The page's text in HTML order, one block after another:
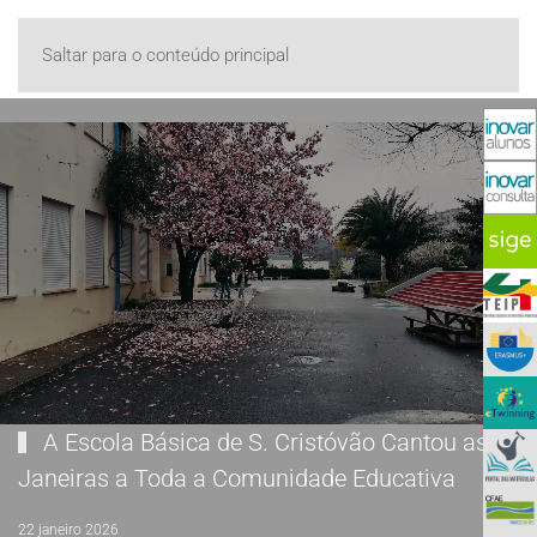
Saltar para o conteúdo principal
A Escola Básica de S. Cristóvão Cantou as
Janeiras a Toda a Comunidade Educativa
22 janeiro 2026